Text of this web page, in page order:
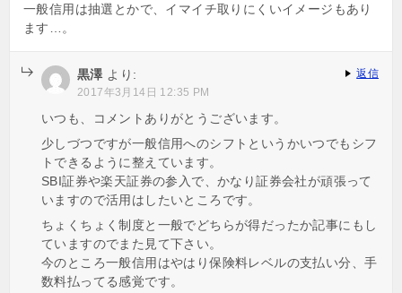
一般信用は抽選とかで、イマイチ取りにくいイメージもあり
ます…。
黒澤 より:
2017年3月14日 12:35 PM
いつも、コメントありがとうございます。
少しづつですが一般信用へのシフトというかいつでもシフ
トできるように整えています。
SBI証券や楽天証券の参入で、かなり証券会社が頑張って
いますので活用はしたいところです。
ちょくちょく制度と一般でどちらが得だったか記事にもし
ていますのでまた見て下さい。
今のところ一般信用はやはり保険料レベルの支払い分、手
数料払ってる感覚です。
返信